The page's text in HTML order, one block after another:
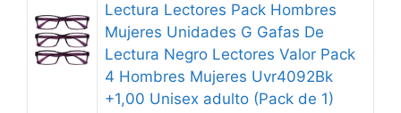
Lectura Lectores Pack Hombres
Mujeres Unidades G Gafas De
Lectura Negro Lectores Valor Pack
4 Hombres Mujeres Uvr4092Bk
+1,00 Unisex adulto (Pack de 1)